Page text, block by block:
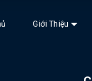
Giới Thiệu